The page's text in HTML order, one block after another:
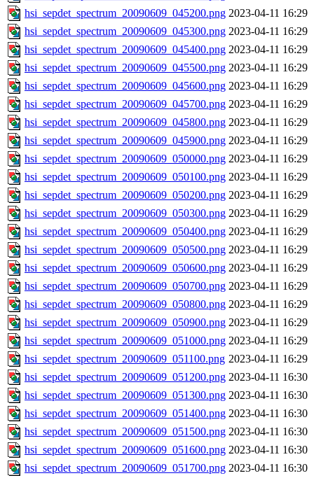
hsi_sepdet_spectrum_20090609_045200.png 2023-04-11 16:29
hsi_sepdet_spectrum_20090609_045300.png 2023-04-11 16:29
hsi_sepdet_spectrum_20090609_045400.png 2023-04-11 16:29
hsi_sepdet_spectrum_20090609_045500.png 2023-04-11 16:29
hsi_sepdet_spectrum_20090609_045600.png 2023-04-11 16:29
hsi_sepdet_spectrum_20090609_045700.png 2023-04-11 16:29
hsi_sepdet_spectrum_20090609_045800.png 2023-04-11 16:29
hsi_sepdet_spectrum_20090609_045900.png 2023-04-11 16:29
hsi_sepdet_spectrum_20090609_050000.png 2023-04-11 16:29
hsi_sepdet_spectrum_20090609_050100.png 2023-04-11 16:29
hsi_sepdet_spectrum_20090609_050200.png 2023-04-11 16:29
hsi_sepdet_spectrum_20090609_050300.png 2023-04-11 16:29
hsi_sepdet_spectrum_20090609_050400.png 2023-04-11 16:29
hsi_sepdet_spectrum_20090609_050500.png 2023-04-11 16:29
hsi_sepdet_spectrum_20090609_050600.png 2023-04-11 16:29
hsi_sepdet_spectrum_20090609_050700.png 2023-04-11 16:29
hsi_sepdet_spectrum_20090609_050800.png 2023-04-11 16:29
hsi_sepdet_spectrum_20090609_050900.png 2023-04-11 16:29
hsi_sepdet_spectrum_20090609_051000.png 2023-04-11 16:29
hsi_sepdet_spectrum_20090609_051100.png 2023-04-11 16:29
hsi_sepdet_spectrum_20090609_051200.png 2023-04-11 16:30
hsi_sepdet_spectrum_20090609_051300.png 2023-04-11 16:30
hsi_sepdet_spectrum_20090609_051400.png 2023-04-11 16:30
hsi_sepdet_spectrum_20090609_051500.png 2023-04-11 16:30
hsi_sepdet_spectrum_20090609_051600.png 2023-04-11 16:30
hsi_sepdet_spectrum_20090609_051700.png 2023-04-11 16:30